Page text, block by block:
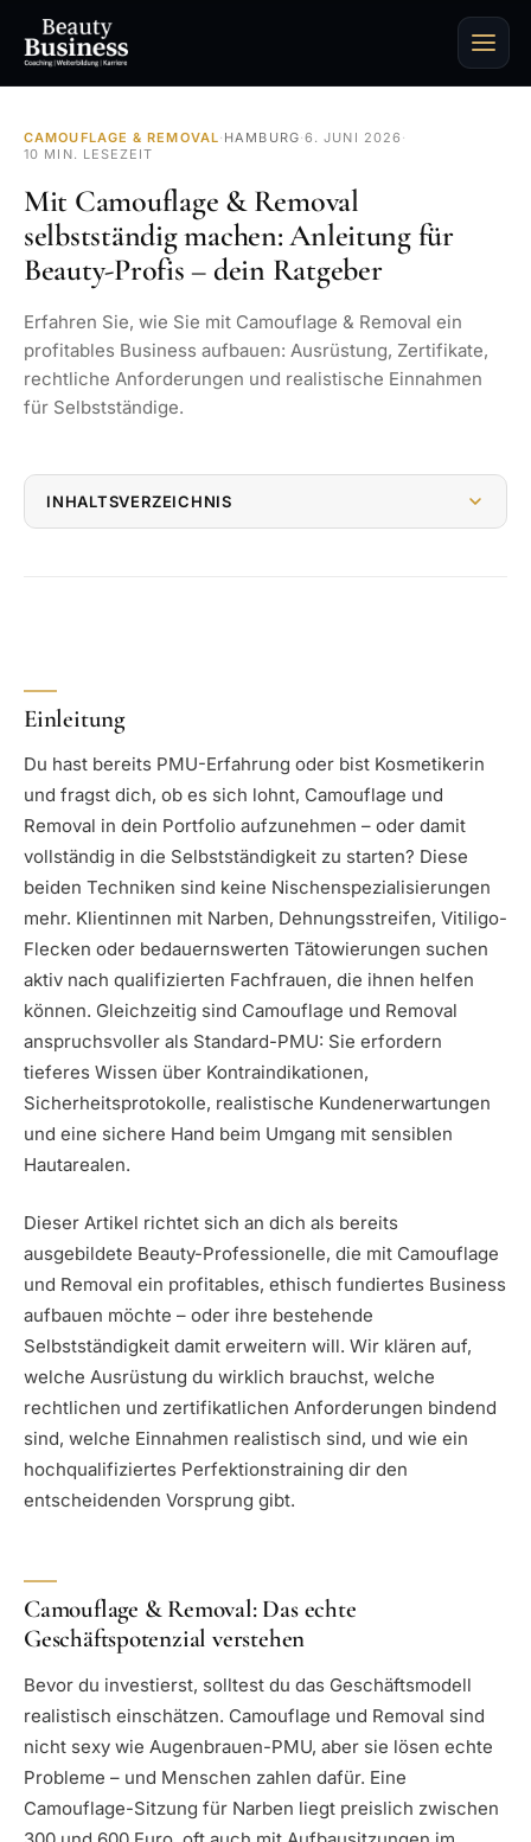
CAMOUFLAGE & REMOVAL· HAMBURG·6. JUNI 2026 ·
10 MIN. LESEZEIT
Mit Camouflage & Removal
selbstständig machen: Anleitung für
Beauty-Profis – dein Ratgeber
Erfahren Sie, wie Sie mit Camouflage & Removal ein
profitables Business aufbauen: Ausrüstung, Zertifikate,
rechtliche Anforderungen und realistische Einnahmen
für Selbstständige.
INHALTSVERZEICHNIS
Einleitung
Du hast bereits PMU-Erfahrung oder bist Kosmetikerin
und fragst dich, ob es sich lohnt, Camouflage und
Removal in dein Portfolio aufzunehmen – oder damit
vollständig in die Selbstständigkeit zu starten? Diese
beiden Techniken sind keine Nischenspezialisierungen
mehr. Klientinnen mit Narben, Dehnungsstreifen, Vitiligo-
Flecken oder bedauernswerten Tätowierungen suchen
aktiv nach qualifizierten Fachfrauen, die ihnen helfen
können. Gleichzeitig sind Camouflage und Removal
anspruchsvoller als Standard-PMU: Sie erfordern
tieferes Wissen über Kontraindikationen,
Sicherheitsprotokolle, realistische Kundenerwartungen
und eine sichere Hand beim Umgang mit sensiblen
Hautarealen.
Dieser Artikel richtet sich an dich als bereits
ausgebildete Beauty-Professionelle, die mit Camouflage
und Removal ein profitables, ethisch fundiertes Business
aufbauen möchte – oder ihre bestehende
Selbstständigkeit damit erweitern will. Wir klären auf,
welche Ausrüstung du wirklich brauchst, welche
rechtlichen und zertifikatlichen Anforderungen bindend
sind, welche Einnahmen realistisch sind, und wie ein
hochqualifiziertes Perfektionstraining dir den
entscheidenden Vorsprung gibt.
Camouflage & Removal: Das echte
Geschäftspotenzial verstehen
Bevor du investierst, solltest du das Geschäftsmodell
realistisch einschätzen. Camouflage und Removal sind
nicht sexy wie Augenbrauen-PMU, aber sie lösen echte
Probleme – und Menschen zahlen dafür. Eine
Camouflage-Sitzung für Narben liegt preislich zwischen